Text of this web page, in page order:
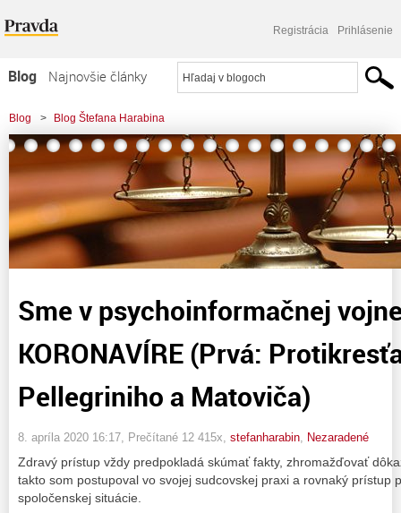
Registrácia Prihlásenie
Blog
Najnovšie články
Najčítanejšie články
Najkomentovanejšie články
Zoznam blogov
Komerčné blogy
Blog > Blog Štefana Harabina
> Sme v psychoinformačnej vojne. Druhá časť o KORONAVÍRE (Prvá:
Protikresťanské ťaženie Pellegriniho
Sme v psychoinformačnej
KORONAVÍRE (Prvá:
Pellegriniho a Matoviča)
8. apríla 2020 16:17 , Prečítané 12 415x, stefanharabin Nezaradené
Zdravý prístup vždy predpokladá skúmať fakty, zhromažďovať
takto som postupoval vo svojej sudcovskej praxi a rovnaký prístup
spoločenskej situácie.